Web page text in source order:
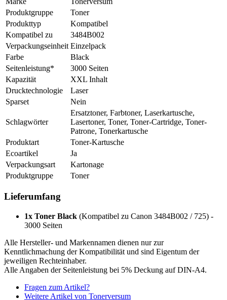
Produktgruppe
Toner
Produkttyp
Kompatibel
Kompatibel zu
3484B002
Verpackungseinheit Einzelpack
Farbe
Black
Seitenleistung*
3000 Seiten
Kapazität
XXL Inhalt
Drucktechnologie
Laser
Sparset
Nein
Schlagwörter
Ersatztoner, Farbtoner, Laserkartusche,
Lasertoner, Toner, Toner-Cartridge, Toner-
Patrone, Tonerkartusche
Produktart
Toner-Kartusche
Ecoartikel
Ja
Verpackungsart
Kartonage
Produktgruppe
Toner
Lieferumfang
1x Toner Black (Kompatibel zu Canon 3484B002 / 725) -
3000 Seiten
Alle Hersteller- und Markennamen dienen nur zur
Kenntlichmachung der Kompatibilität und sind Eigentum der
jeweiligen Rechteinhaber.
Alle Angaben der Seitenleistung bei 5% Deckung auf DIN-A4.
Fragen zum Artikel?
Weitere Artikel von Tonerversum